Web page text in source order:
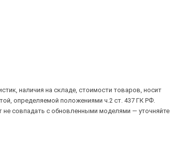
наличия на складе, стоимости товаров, носит
определяемой положениями ч.2 ст. 437 ГК РФ.
совпадать с обновленными моделями — уточняйте